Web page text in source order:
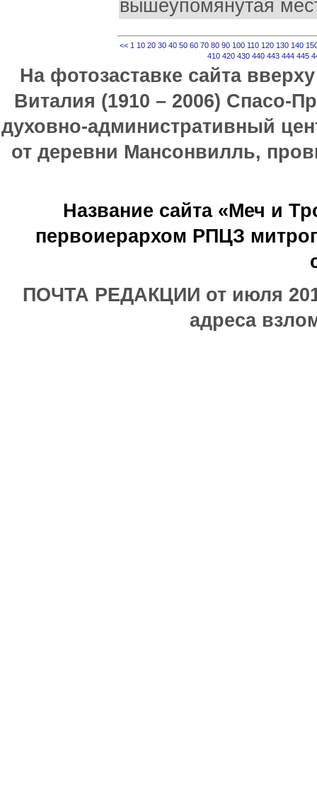
вышеупомянутая
<< 1 10 20 30 40 50 60 70 80 90 100 110 120 130 140
410 420 430 440 443 444 445
На фотозаставке сайта
Виталия (1910 – 2006) Спасо-
духовно-административный
от деревни Мансонвилль,
Название сайта «Меч и
первоиерархом РПЦЗ
ПОЧТА РЕДАКЦИИ от июля
адреса